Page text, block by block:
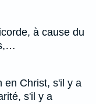
à cause du
en Christ, s'il y a
s'il y a